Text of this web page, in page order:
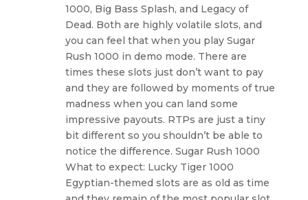
1000, Big Bass Splash, and Legacy of
Dead. Both are highly volatile slots, and
you can feel that when you play Sugar
Rush 1000 in demo mode. There are
times these slots just don’t want to pay
and they are followed by moments of true
madness when you can land some
impressive payouts. RTPs are just a tiny
bit different so you shouldn’t be able to
notice the difference. Sugar Rush 1000
What to expect: Lucky Tiger 1000
Egyptian-themed slots are as old as time